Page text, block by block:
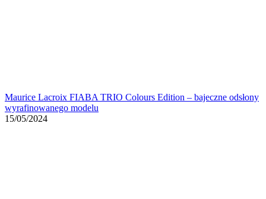
Maurice Lacroix FIABA TRIO Colours Edition – bajeczne odsłony
wyrafinowanego modelu
15/05/2024